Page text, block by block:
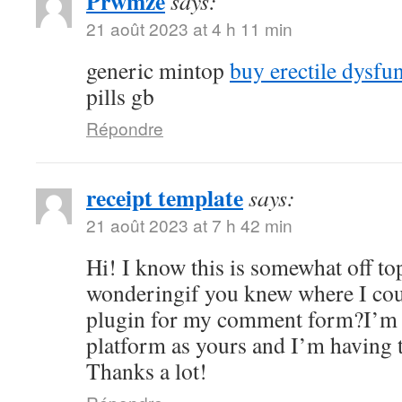
21 août 2023 at 4 h 11 min
generic mintop buy erectile
pills gb
Répondre
receipt templatesays:
21 août 2023 at 7 h 42 min
Hi! I know this is somewhat off
wonderingif you knew where I
plugin for my comment
platform as yours and I’m
Thanks a lot!